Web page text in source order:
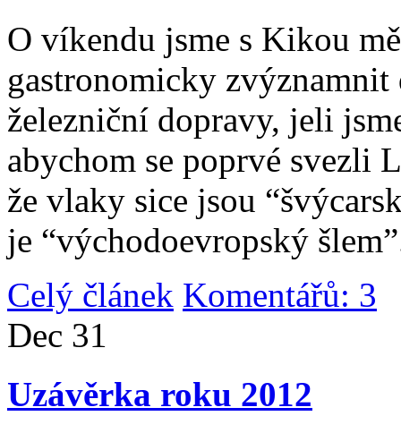
O víkendu jsme s Kikou
gastronomicky
železniční dopravy, jeli
abychom se poprvé svezli
že vlaky sice jsou
je “východoevropský
Celý článek Komentářů: 3
Dec 31
Uzávěrka roku 2012